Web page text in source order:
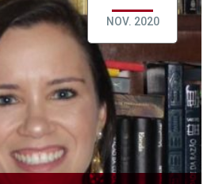
NOV. 2020